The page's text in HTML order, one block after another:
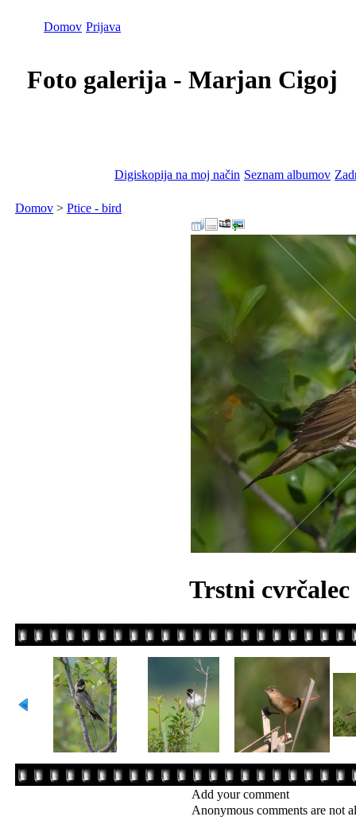
Domov Prijava
Foto galerija - Marjan Cigoj
Digiskopija na moj način Seznam albumov
Domov > Ptice - bird
Trstni cvrčalec
Add your comment
Anonymous comments are not